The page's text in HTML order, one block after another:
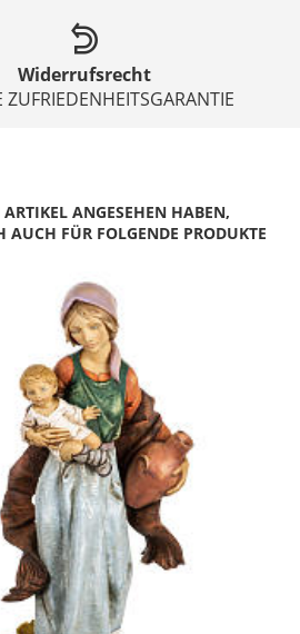
Widerrufsrecht
ZUFRIEDENHEITSGARANTIE
ANGESEHEN HABEN,
AUCH FÜR FOLGENDE PRODUKTE